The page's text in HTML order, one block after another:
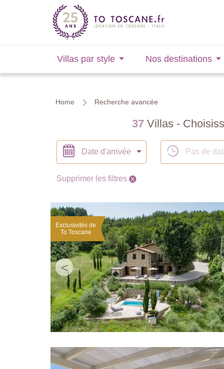
Villas par style Nos destinations
Home Recherche avancée
37Villas -
Date d'arrivée Pas de
Supprimer les filtres
<
Exclusivités de
To Toscane